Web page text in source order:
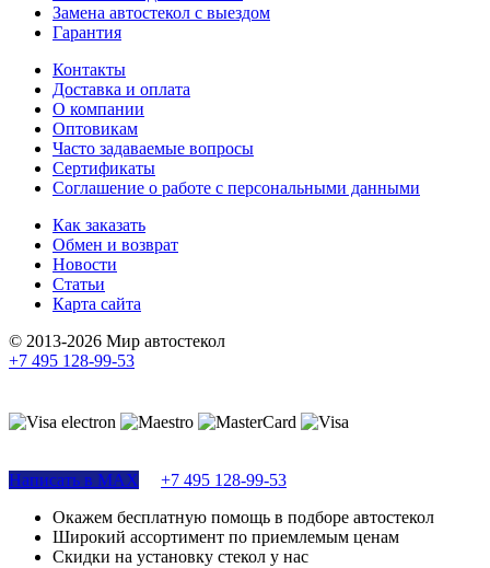
Замена автостекол с выездом
Гарантия
Контакты
Доставка и оплата
О компании
Оптовикам
Часто задаваемые вопросы
Сертификаты
Соглашение о работе с персональными данными
Как заказать
Обмен и возврат
Новости
Статьи
Карта сайта
© 2013-2026 Мир автостекол
+7 495 128-99-53
Написать в MAX
+7 495 128-99-53
Окажем бесплатную помощь в подборе автостекол
Широкий ассортимент по приемлемым ценам
Скидки на установку стекол у нас